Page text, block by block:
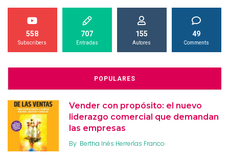
558
Subscribers
707
Entradas
155
Autores
49
Comments
POPULARES
Vender con propósito: el nuevo
liderazgo comercial que demandan
las empresas
By Bertha Inés Herrerías Franco